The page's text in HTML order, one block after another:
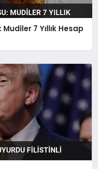
7 Yıllık Hesap